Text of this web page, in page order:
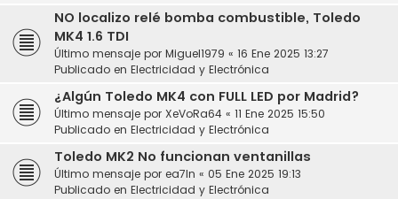
NO localizo relé bomba combustible, Toledo
MK4 1.6 TDI
Último mensaje por Miguel1979 « 16 Ene 2025 13:27
Publicado en Electricidad y Electrónica
¿Algún Toledo MK4 con FULL LED por Madrid?
Último mensaje por XeVoRa64 « 11 Ene 2025 15:50
Publicado en Electricidad y Electrónica
Toledo MK2 No funcionan ventanillas
Último mensaje por ea7ln « 05 Ene 2025 19:13
Publicado en Electricidad y Electrónica